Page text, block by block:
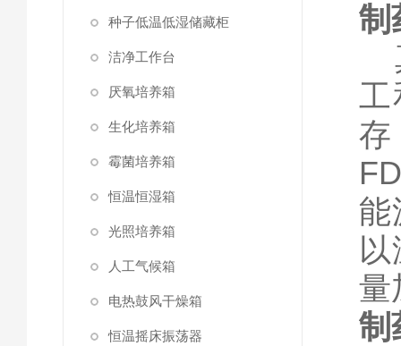
种子低温低湿储藏柜
洁净工作台
厌氧培养箱
生化培养箱
霉菌培养箱
恒温恒湿箱
光照培养箱
人工气候箱
电热鼓风干燥箱
恒温摇床振荡器
制
工
存
能
量
制